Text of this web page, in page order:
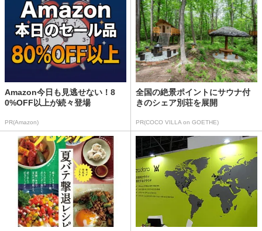
Amazon今日も見逃せない！8
0%OFF以上が続々登場
PR(Amazon)
全国の絶景ポイントにサウナ付
きのシェア別荘を展開
PR(COCO VILLA on GOETHE)